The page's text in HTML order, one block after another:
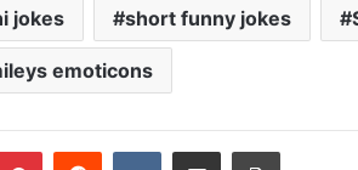
jokes short funny jokes
emoticons